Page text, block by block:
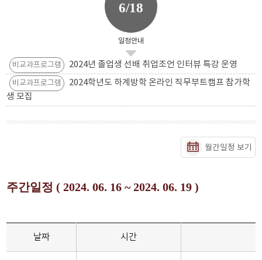
6/18
일정안내
비교과프로그램 2024년 졸업생 선배 취업조언 인터뷰 특강 운영
비교과프로그램
2024학년도 하계방학 온라인 직무부트캠프 참가학
생 모집
월간일정 보기
주간일정 ( 2024. 06. 16 ~ 2024. 06. 19 )
날짜 시간